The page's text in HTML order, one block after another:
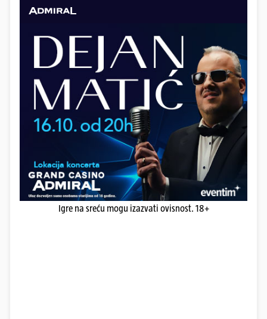
Igre na sreću mogu izazvati ovisnost. 18+